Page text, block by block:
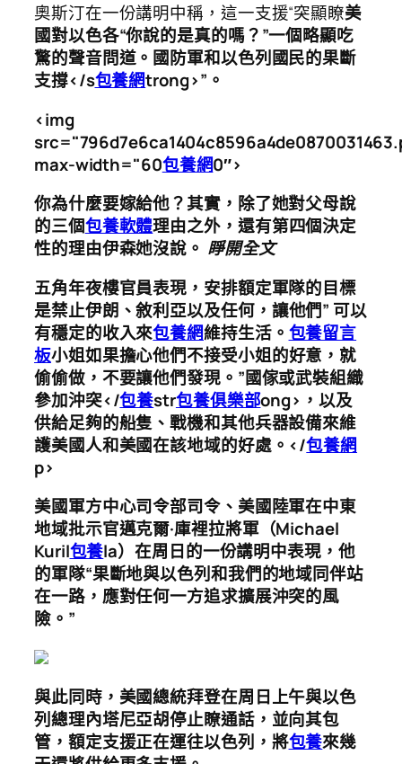
奧斯汀在一份講明中稱，這一支援“突顯瞭美
國對以色各“你說的是真的嗎？”一個略顯吃
驚的聲音問道。國防軍和以色列國民的果斷
支撐</s包養網trong>”。
<img
max-width="60包養網0″>
你為什麼要嫁給他？其實，除了她對父母說
的三個包養軟體理由之外，還有第四個決定
性的理由伊森她沒說。 睜開全文
五角年夜樓官員表現，安排額定軍隊的目標
是禁止伊朗、敘利亞以及任何，讓他們” 可以
有穩定的收入來包養網維持生活。 包養留言
板小姐如果擔心他們不接受小姐的好意，就
偷偷做，不要讓他們發現。”國傢或武裝組織
參加沖突</包養str包養俱樂部ong>，以及
供給足夠的船隻、戰機和其他兵器設備來維
護美國人和美國在該地域的好處。</包養網
p>
美國軍方中心司令部司令、美國陸軍在中東
地域批示官邁克爾·庫裡拉將軍（Michael
Kuril包養la）在周日的一份講明中表現，他
的軍隊“果斷地與以色列和我們的地域同伴站
在一路，應對任何一方追求擴展沖突的風
險。”
與此同時，美國總統拜登在周日上午與以色
列總理內塔尼亞胡停止瞭通話，並向其包
管， 額定支援正在運往以色列，將包養來幾